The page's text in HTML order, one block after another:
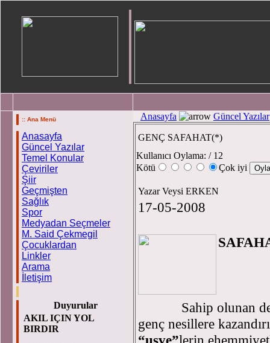
:: Ana Menü
Anasayfa
Güncel Yazılar
Temel Konular
Çeviriler
Şiir
Geçmişten
Sağlık
Spor
Medyadan Seçmeler
M. Said Çekmegil
Çocuklardan
Linkler
Arama
İletişim
Duyurular
AKIL IÇIN YOL
BIRDIR
Anasayfa Güncel Yazılar
GENÇ SAFAHAT(*)
Kullanıcı Oylama: / 12
Kötü
Çok iyi
Yazar Veysi ERKEN
17-05-2008
Sahip olunan
genç nesillere